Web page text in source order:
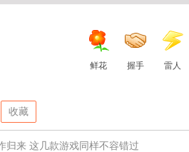
鲜花 握手 雷人
收藏
归来 这几款游戏同样不容错过